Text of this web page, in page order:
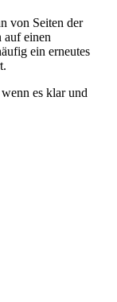
von Seiten der
auf einen
ein erneutes
es klar und